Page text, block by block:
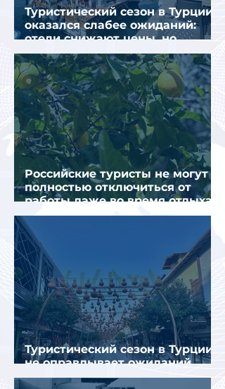
Туристический сезон в Турции
оказался слабее ожиданий:
отели снижают цены, но
загрузка остается низкой
Российские туристы не могут
полностью отключиться от
работы даже во время отдыха
в Турции
Туристический сезон в Турции
не оправдывает ожиданий
отрасли